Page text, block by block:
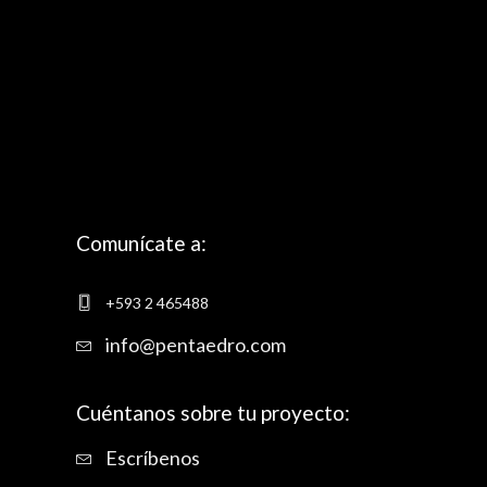
Comunícate a:
+593 2 465488
info@pentaedro.com
Cuéntanos sobre tu proyecto:
Escríbenos